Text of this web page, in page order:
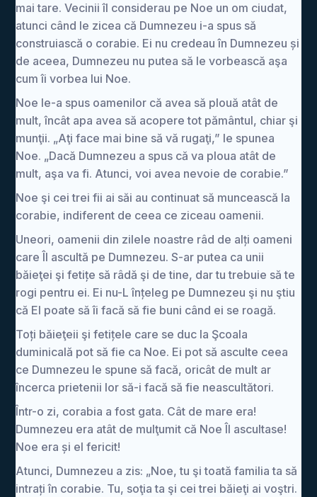
mai tare. Vecinii îl considerau pe Noe un om ciudat,
atunci când le zicea că Dumnezeu i-a spus să
construiască o corabie. Ei nu credeau în Dumnezeu și
de aceea, Dumnezeu nu putea să le vorbească aşa
cum îi vorbea lui Noe.
Noe le-a spus oamenilor că avea să plouă atât de
mult, încât apa avea să acopere tot pământul, chiar şi
munţii. „Aţi face mai bine să vă rugaţi,” le spunea
Noe. „Dacă Dumnezeu a spus că va ploua atât de
mult, aşa va fi. Atunci, voi avea nevoie de corabie.”
Noe şi cei trei fii ai săi au continuat să muncească la
corabie, indiferent de ceea ce ziceau oamenii.
Uneori, oamenii din zilele noastre râd de alți oameni
care Îl ascultă pe Dumnezeu. S-ar putea ca unii
băieţei şi fetițe să râdă şi de tine, dar tu trebuie să te
rogi pentru ei. Ei nu-L înțeleg pe Dumnezeu şi nu ştiu
că El poate să îi facă să fie buni când ei se roagă.
Toți băieţeii şi fetițele care se duc la Şcoala
duminicală pot să fie ca Noe. Ei pot să asculte ceea
ce Dumnezeu le spune să facă, oricât de mult ar
încerca prietenii lor să-i facă să fie neascultători.
Într-o zi, corabia a fost gata. Cât de mare era!
Dumnezeu era atât de mulţumit că Noe Îl ascultase!
Noe era și el fericit!
Atunci, Dumnezeu a zis: „Noe, tu şi toată familia ta să
intrați în corabie. Tu, soţia ta şi cei trei băieţi ai voştri.